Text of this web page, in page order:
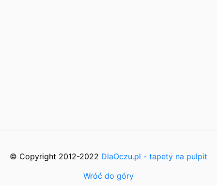
© Copyright 2012-2022 DlaOczu.pl - tapety na pulpit
Wróć do góry